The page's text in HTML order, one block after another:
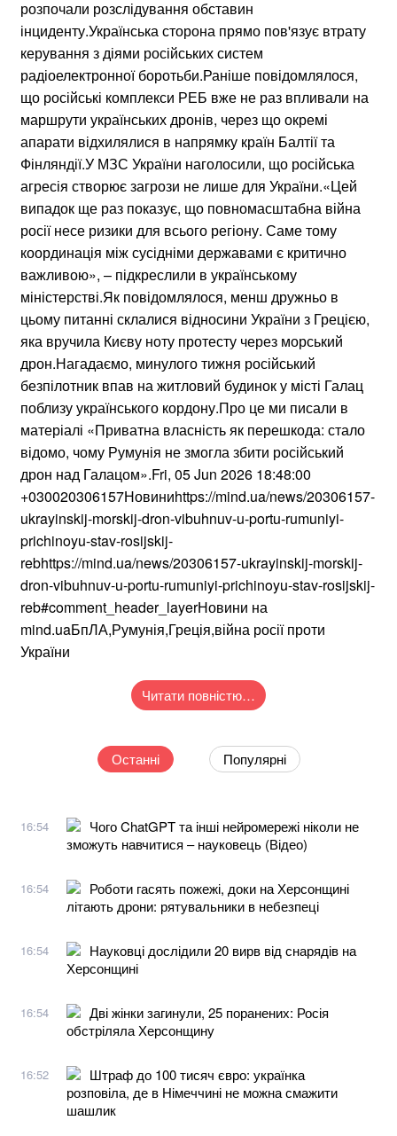
розпочали розслідування обставин
інциденту.Українська сторона прямо пов'язує втрату
керування з діями російських систем
радіоелектронної боротьби.Раніше повідомлялося,
що російські комплекси РЕБ вже не раз впливали на
маршрути українських дронів, через що окремі
апарати відхилялися в напрямку країн Балтії та
Фінляндії.У МЗС України наголосили, що російська
агресія створює загрози не лише для України.«Цей
випадок ще раз показує, що повномасштабна війна
росії несе ризики для всього регіону. Саме тому
координація між сусідніми державами є критично
важливою», – підкреслили в українському
міністерстві.Як повідомлялося, менш дружньо в
цьому питанні склалися відносини України з Грецією,
яка вручила Києву ноту протесту через морський
дрон.Нагадаємо, минулого тижня російський
безпілотник впав на житловий будинок у місті Галац
поблизу українського кордону.Про це ми писали в
матеріалі «Приватна власність як перешкода: стало
відомо, чому Румунія не змогла збити російський
дрон над Галацом».Fri, 05 Jun 2026 18:48:00
+030020306157Новиниhttps://mind.ua/news/20306157-
ukrayinskij-morskij-dron-vibuhnuv-u-portu-rumuniyi-
prichinoyu-stav-rosijskij-
rebhttps://mind.ua/news/20306157-ukrayinskij-morskij-
dron-vibuhnuv-u-portu-rumuniyi-prichinoyu-stav-rosijskij-
reb#comment_header_layerНовини на
mind.uaБпЛА,Румунія,Греція,війна росії проти
України
Читати повністю…
Останні Популярні
16:54
Чого ChatGPT та інші нейромережі ніколи не
зможуть навчитися – науковець (Відео)
16:54
Роботи гасять пожежі, доки на Херсонщині
літають дрони: рятувальники в небезпеці
16:54
Науковці дослідили 20 вирв від снарядів на
Херсонщині
16:54
Дві жінки загинули, 25 поранених: Росія
обстріляла Херсонщину
16:52
Штраф до 100 тисяч євро: українка
розповіла, де в Німеччині не можна смажити
шашлик